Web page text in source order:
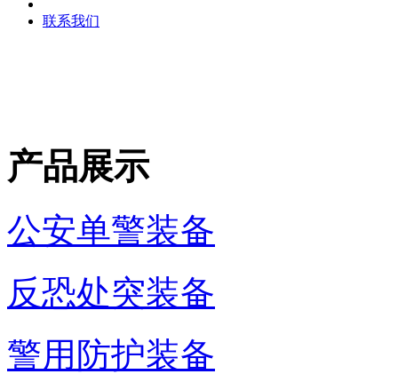
联系我们
产品展示
公安单警装备
反恐处突装备
警用防护装备